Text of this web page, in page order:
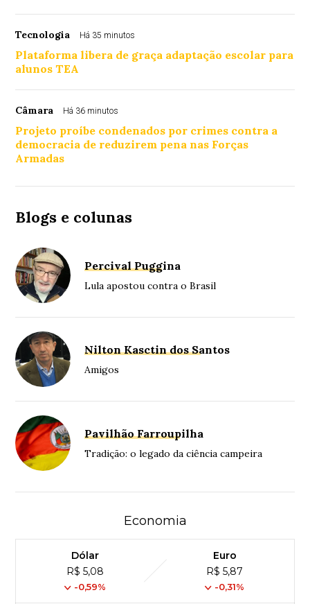
Tecnologia Há 35 minutos
Plataforma libera de graça adaptação escolar para
alunos TEA
Câmara Há 36 minutos
Projeto proíbe condenados por crimes contra a
democracia de reduzirem pena nas Forças
Armadas
Blogs e colunas
Percival Puggina
Lula apostou contra o Brasil
Nilton Kasctin dos Santos
Amigos
Pavilhão Farroupilha
Tradição: o legado da ciência campeira
Economia
Dólar
R$ 5,08
-0,59%
Euro
R$ 5,87
-0,31%